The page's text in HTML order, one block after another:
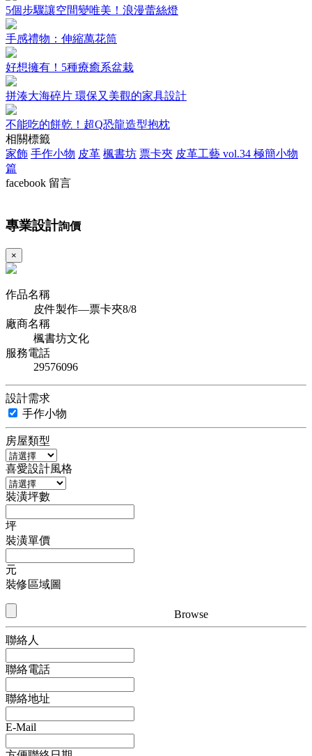
5個步驟讓空間變唯美！浪漫蕾絲燈
手感禮物：伸縮萬花筒
好想擁有！5種療癒系盆栽
拼湊大海碎片 環保又美觀的家具設計
不能吃的餅乾！超Q恐龍造型抱枕
相關標籤
家飾 手作小物 皮革 楓書坊 票卡夾 皮革工藝 vol.34 極簡小物
篇
facebook 留言
專業設計詢價
×
作品名稱
皮件製作—票卡夾8/8
廠商名稱
楓書坊文化
服務電話
29576096
設計需求
手作小物
房屋類型
喜愛設計風格
裝潢坪數
坪
裝潢單價
元
裝修區域圖
Browse
聯絡人
聯絡電話
聯絡地址
E-Mail